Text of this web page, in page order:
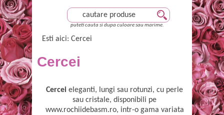
puteti cauta si dupa culoare sau marime.
Esti aici: Cercei
Cercei
Cercei eleganti, lungi sau rotunzi, cu perle
sau cristale, disponibili pe
www.rochiidebasm.ro, intr-o gama variata